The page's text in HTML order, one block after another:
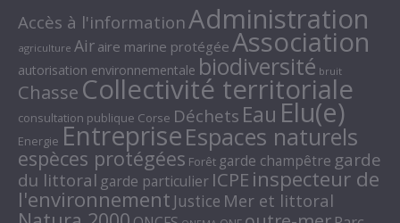
Accès à l'informationAdministration
agriculture Air aire marine protégée Association
autorisation environnementale biodiversité bruit
Chasse Collectivité territoriale
consultation publique Corse Déchets Eau Elu(e)
Energie EntrepriseEspaces naturels
espèces protégées Forêt garde champêtre garde
du littoral garde particulier ICPE inspecteur de
l'environnement Justice Mer et littoral